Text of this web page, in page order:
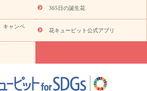
トルコキキョウ
円～ お祝い・4000円～
お祝い・
円～ お祝い・ 10000円～
お供え・お
・
いのマナー
お祝いを贈るときのマナー・
365日の誕生花
キャンペ
花キューピット公式アプリ